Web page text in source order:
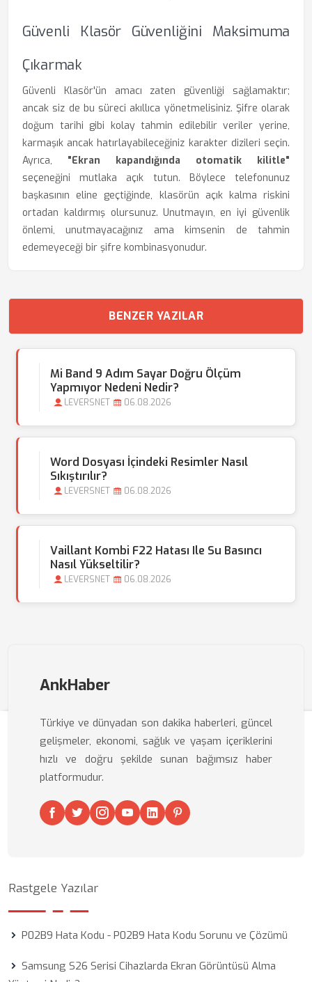
Güvenli Klasör Güvenliğini Maksimuma
Çıkarmak
Güvenli Klasör'ün amacı zaten güvenliği sağlamaktır;
ancak siz de bu süreci akıllıca yönetmelisiniz. Şifre olarak
doğum tarihi gibi kolay tahmin edilebilir veriler yerine,
karmaşık ancak hatırlayabileceğiniz karakter dizileri seçin.
Ayrıca, "Ekran kapandığında otomatik kilitle"
seçeneğini mutlaka açık tutun. Böylece telefonunuz
başkasının eline geçtiğinde, klasörün açık kalma riskini
ortadan kaldırmış olursunuz. Unutmayın, en iyi güvenlik
önlemi, unutmayacağınız ama kimsenin de tahmin
edemeyeceği bir şifre kombinasyonudur.
BENZER YAZILAR
Mi Band 9 Adım Sayar Doğru Ölçüm
Yapmıyor Nedeni Nedir?
LEVERSNET 06.08.2026
Word Dosyası İçindeki Resimler Nasıl
Sıkıştırılır?
LEVERSNET 06.08.2026
Vaillant Kombi F22 Hatası Ile Su Basıncı
Nasıl Yükseltilir?
LEVERSNET 06.08.2026
AnkHaber
Türkiye ve dünyadan son dakika haberleri, güncel
gelişmeler, ekonomi, sağlık ve yaşam içeriklerini
hızlı ve doğru şekilde sunan bağımsız haber
platformudur.
Rastgele Yazılar
P02B9 Hata Kodu - P02B9 Hata Kodu Sorunu ve Çözümü
Samsung S26 Serisi Cihazlarda Ekran Görüntüsü Alma